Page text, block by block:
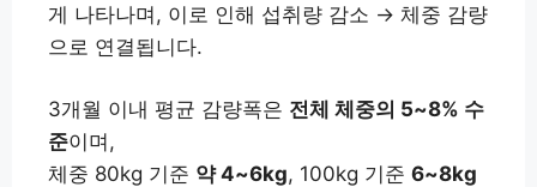
게 나타나며, 이로 인해 섭취량 감소 → 체중 감량
으로 연결됩니다.
3개월 이내 평균 감량폭은 전체 체중의 5~8% 수
준이며,
체중 80kg 기준 약 4~6kg, 100kg 기준 6~8kg